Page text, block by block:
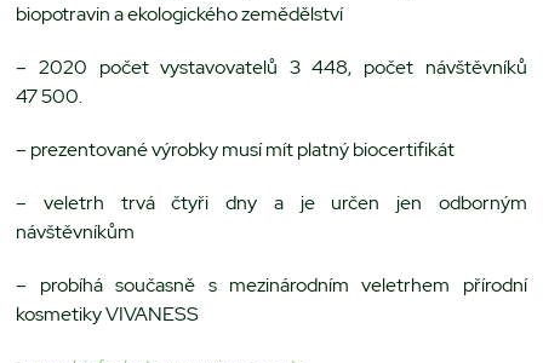
biopotravin a ekologického zemědělství
– 2020 počet vystavovatelů 3 448, počet návštěvníků
47 500.
– prezentované výrobky musí mít platný biocertifikát
– veletrh trvá čtyři dny a je určen jen odborným
návštěvníkům
– probíhá současně s mezinárodním veletrhem přírodní
kosmetiky VIVANESS